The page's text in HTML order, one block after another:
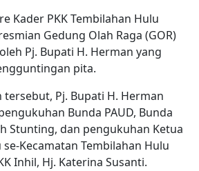
Kader PKK Tembilahan Hulu
Gedung Olah Raga (GOR)
Pj. Bupati H. Herman yang
pita.
Pj. Bupati H. Herman
Bunda PAUD, Bunda
Stunting, dan pengukuhan Ketua
Kecamatan Tembilahan Hulu
Inhil, Hj. Katerina Susanti.